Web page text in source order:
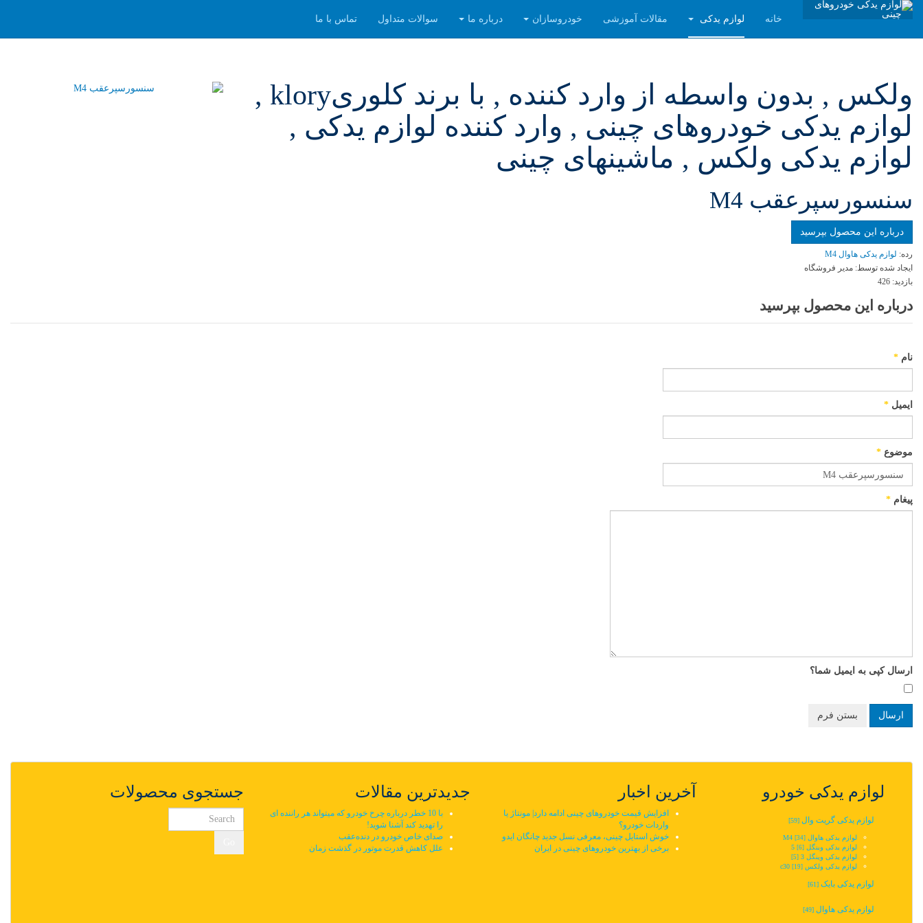
خانه لوازم یدکی مقالات آموزشی خودروسازان درباره ما سوالات متداول تماس با ما
ولکس , بدون واسطه از وارد کننده , با برند کلوریklory ,
لوازم یدکی خودروهای چینی , وارد کننده لوازم یدکی ,
لوازم یدکی ولکس , ماشینهای چینی
سنسورسپرعقب M4
درباره این محصول بپرسید
رده: لوازم یدکی هاوال M4
ایجاد شده توسط: مدیر فروشگاه
بازدید: 426
درباره این محصول بپرسید
نام *
ایمیل *
موضوع *
پیغام *
ارسال کپی به ایمیل شما؟
ارسال بستن فرم
لوازم یدکی خودرو
لوازم یدکی گریت وال [59]
لوازم یدکی هاوال M4 [34]
لوازم یدکی وینگل 5‬‎ [6]
لوازم یدکی وینگل 3 [5]
لوازم یدکی ولکس c30 [19]
لوازم یدکی بایک [61]
لوازم یدکی هاوال [49]
آخرین اخبار
افزایش قیمت خودروهای چینی ادامه دارد| مونتاژ یا
واردات خودرو؟
خوش استایل چینی، معرفی نسل جدید چانگان ایدو
برخی از بهترین خودروهای چینی در ایران
جدیدترین مقالات
با 10 خطر درباره چرخ خودرو که میتواند هر راننده ای
را تهدید کند آشنا شوید!
صدای خاص خودرو در دنده‌عقب
علل کاهش قدرت موتور در گذشت زمان
جستجوی محصولات